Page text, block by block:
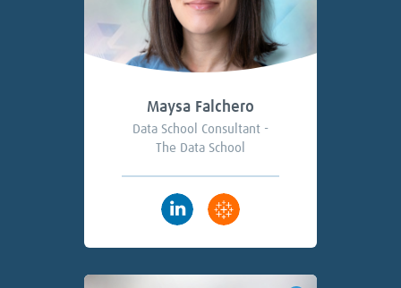
Maysa Falchero
Data School Consultant -
The Data School